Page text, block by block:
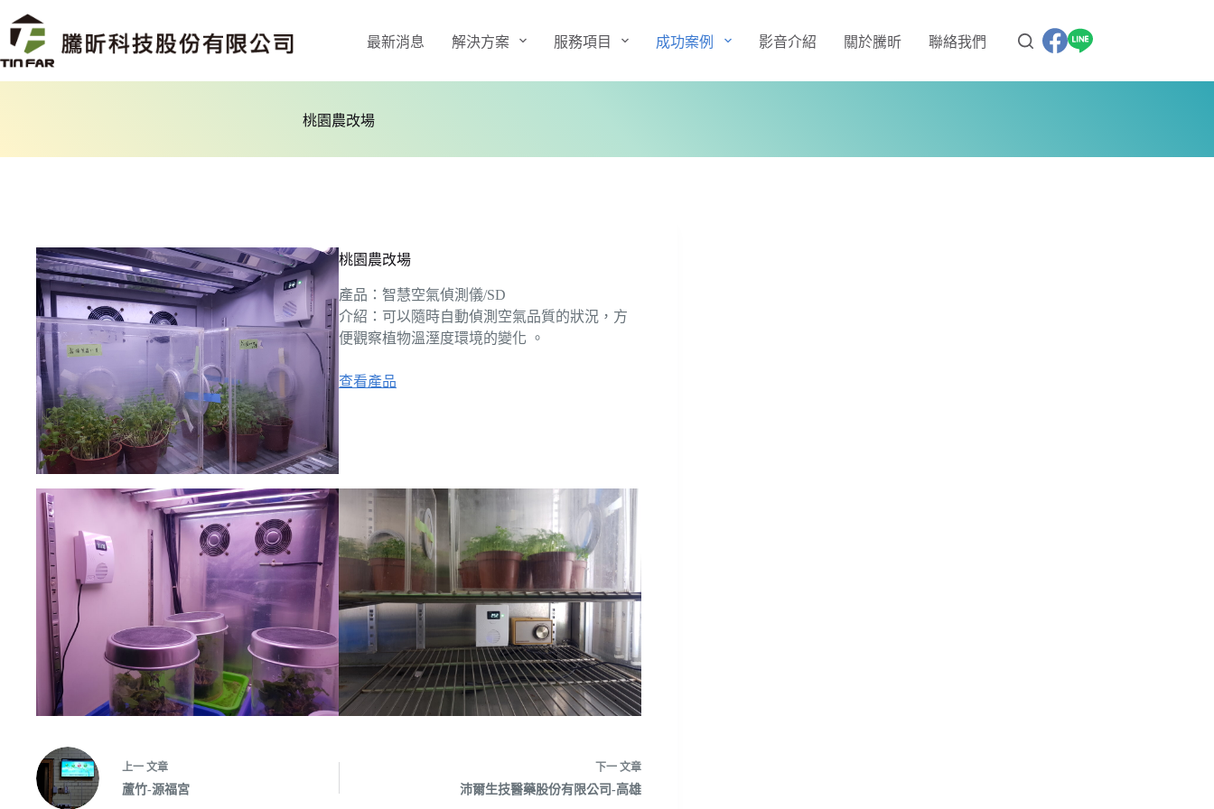
最新消息 解決方案 服務項目 成功案例 影音介紹 關於騰昕 聯絡我們
桃園農改場
桃園農改場
產品：智慧空氣偵測儀/SD
介紹：可以隨時自動偵測空氣品質的狀況，方
便觀察植物溫溼度環境的變化 。
查看產品
上一 文章
蘆竹-源福宮
下一 文章
沛爾生技醫藥股份有限公司-高雄